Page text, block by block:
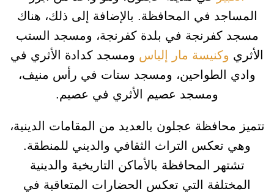
المساجد في المحافظة. بالإضافة إلى ذلك، هناك
مسجد كفرنجة في بلدة كفرنجة، ومسجد الستب
الأثري وكنيسة مار إلياس ومسجد كدادة الأثري في
وادي الطواحين، ومسجد ستات في رأس منيف،
ومسجد عصيم الأثري في عصيم.
تتميز محافظة عجلون بالعديد من المقامات الدينية،
وهي تعكس التراث الثقافي والديني للمنطقة.
تشتهر المحافظة بالأماكن التاريخية والدينية
المختلفة التي تعكس الحضارات المتعاقبة في